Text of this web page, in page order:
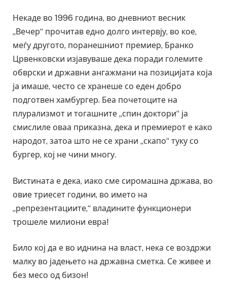
Некаде во 1996 година, во дневниот весник
„Вечер“ прочитав едно долго интервју, во кое,
меѓу другото, поранешниот премиер, Бранко
Црвенковски изјавуваше дека поради големите
обврски и државни ангажмани на позицијата која
ја имаше, често се хранеше со еден добро
подготвен хамбургер. Беа почетоците на
плурализмот и тогашните „спин доктори“ ја
смислиле оваа приказна, дека и премиерот е како
народот, затоа што не се храни „скапо“ туку со
бургер, кој не чини многу.
Вистината е дека, иако сме сиромашна држава, во
овие триесет години, во името на
„репрезентациите,“ владините функционери
трошеле милиони евра!
Било кој да е во иднина на власт, нека се воздржи
малку во јадењето на државна сметка. Се живее и
без месо од бизон!